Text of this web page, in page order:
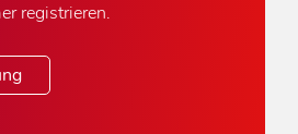
registrieren.